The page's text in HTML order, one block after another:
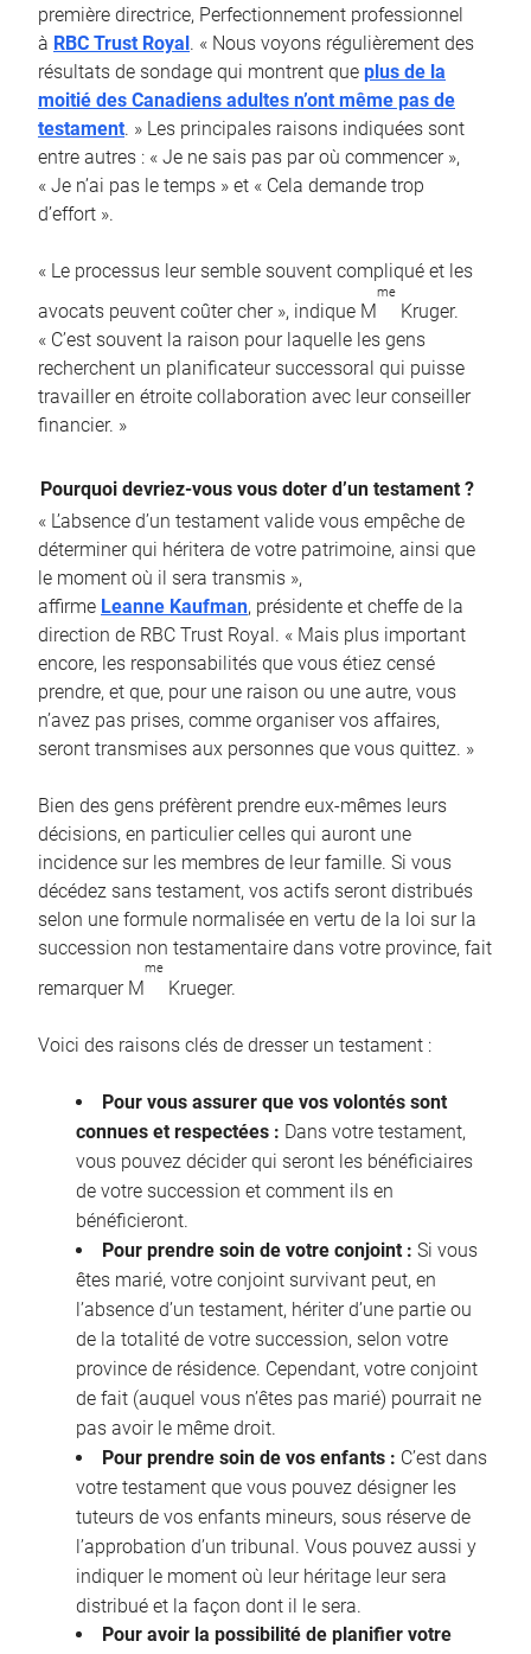
première directrice, Perfectionnement professionnel
à RBC Trust Royal . « Nous voyons régulièrement des
résultats de sondage qui montrent que plus de la
moitié des Canadiens adultes n’ont même pas de
testament. » Les principales raisons indiquées sont
entre autres : « Je ne sais pas par où commencer »,
« Je n’ai pas le temps » et « Cela demande trop
d’effort ».
« Le processus leur semble souvent compliqué et les
avocats peuvent coûter cher », indique M
me
Kruger.
« C’est souvent la raison pour laquelle les gens
recherchent un planificateur successoral qui puisse
travailler en étroite collaboration avec leur conseiller
financier. »
Pourquoi devriez-vous vous doter d’un testament ?
« L’absence d’un testament valide vous empêche de
déterminer qui héritera de votre patrimoine, ainsi que
le moment où il sera transmis »,
affirme Leanne Kaufman, présidente et cheffe de la
direction de RBC Trust Royal. « Mais plus important
encore, les responsabilités que vous étiez censé
prendre, et que, pour une raison ou une autre, vous
n’avez pas prises, comme organiser vos affaires,
seront transmises aux personnes que vous quittez. »
Bien des gens préfèrent prendre eux-mêmes leurs
décisions, en particulier celles qui auront une
incidence sur les membres de leur famille. Si vous
décédez sans testament, vos actifs seront distribués
selon une formule normalisée en vertu de la loi sur la
succession non testamentaire dans votre province, fait
remarquer M
me
Krueger.
Voici des raisons clés de dresser un testament :
Pour vous assurer que vos volontés sont
connues et respectées : Dans votre testament,
vous pouvez décider qui seront les bénéficiaires
de votre succession et comment ils en
bénéficieront.
Pour prendre soin de votre conjoint : Si vous
êtes marié, votre conjoint survivant peut, en
l’absence d’un testament, hériter d’une partie ou
de la totalité de votre succession, selon votre
province de résidence. Cependant, votre conjoint
de fait (auquel vous n’êtes pas marié) pourrait ne
pas avoir le même droit.
Pour prendre soin de vos enfants : C’est dans
votre testament que vous pouvez désigner les
tuteurs de vos enfants mineurs, sous réserve de
l’approbation d’un tribunal. Vous pouvez aussi y
indiquer le moment où leur héritage leur sera
distribué et la façon dont il le sera.
Pour avoir la possibilité de planifier votre